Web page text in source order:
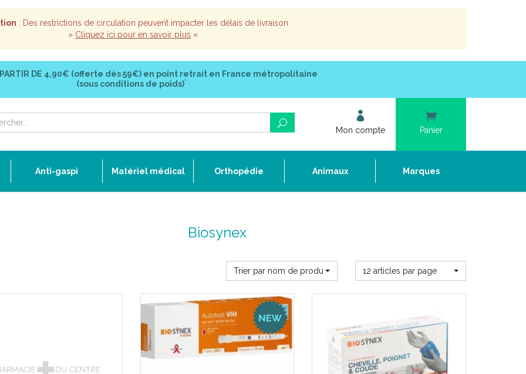
: Des restrictions de circulation peuvent impacter les délais de livraison.
» Cliquez ici pour en savoir plus «
DE 4,90€ (offerte dès 59€) en point retrait en France métropolitaine
(sous conditions de poids)*
Mon compte Panier
Anti-gaspi Matériel médical Orthopédie Animaux Marques
Biosynex
Trier par nom de produit 12 articles par page